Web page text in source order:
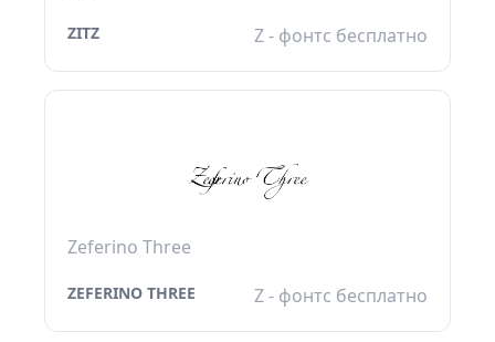
ZITZ Z - фонтс бесплатно
Zeferino Three
ZEFERINO THREE Z - фонтс бесплатно